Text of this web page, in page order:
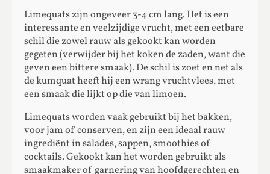
Limequats zijn ongeveer 3-4 cm lang. Het is een
interessante en veelzijdige vrucht, met een eetbare
schil die zowel rauw als gekookt kan worden
gegeten (verwijder bij het koken de zaden, want die
geven een bittere smaak). De schil is zoet en net als
de kumquat heeft hij een wrang vruchtvlees, met
een smaak die lijkt op die van limoen.
Limequats worden vaak gebruikt bij het bakken,
voor jam of conserven, en zijn een ideaal rauw
ingrediënt in salades, sappen, smoothies of
cocktails. Gekookt kan het worden gebruikt als
smaakmaker of garnering van hoofdgerechten en